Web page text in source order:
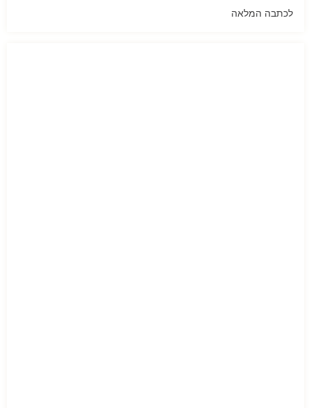
לכתבה המלאה